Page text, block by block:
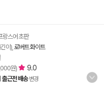
스어 초판
이), 로버트 화이트
원) 9.0
출근전 배송 변경